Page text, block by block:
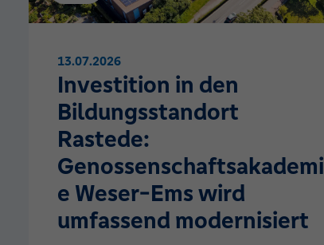
13.07.2026
Investition in den
Bildungsstandort
Rastede:
Genossenschaftsakademi
e Weser-Ems wird
umfassend modernisiert